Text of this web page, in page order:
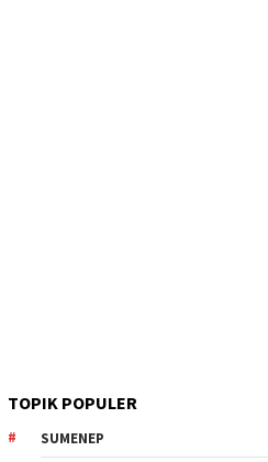
TOPIK POPULER
SUMENEP